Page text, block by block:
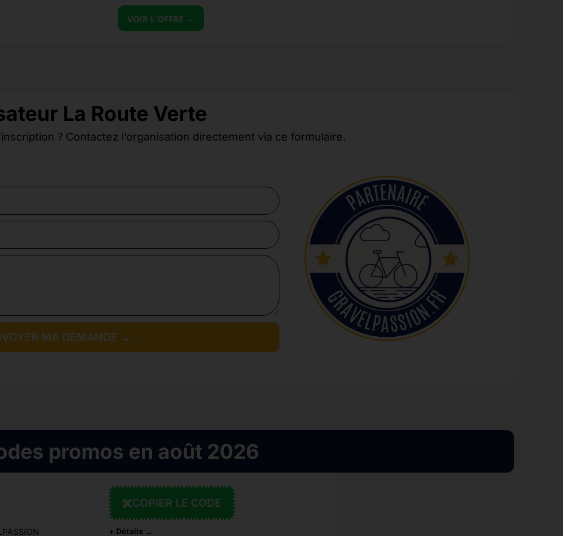
VOIR L'OFFRE →
La Route Verte
? Contactez l’organisation directement via ce formulaire.
MA DEMANDE →
promos en août 2026
COPIER LE CODE
+ Détails →